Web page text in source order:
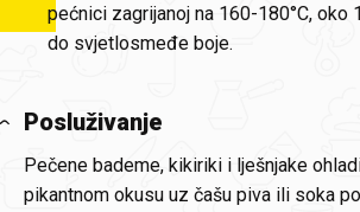
pećnici zagrijanoj na 160-180°C, oko
do svjetlosmeđe boje.
Posluživanje
Pečene bademe, kikiriki i lješnjake
pikantnom okusu uz čašu piva ili soka